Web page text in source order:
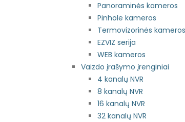
Panoraminės kameros
Pinhole kameros
Termovizorinės kameros
EZVIZ serija
WEB kameros
Vaizdo įrašymo įrenginiai
4 kanalų NVR
8 kanalų NVR
16 kanalų NVR
32 kanalų NVR